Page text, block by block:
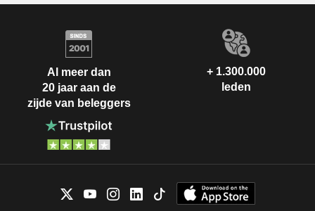
Al meer dan
20 jaar aan de
zijde van beleggers
+ 1.300.000
leden